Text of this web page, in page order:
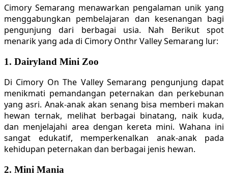
Cimory Semarang menawarkan pengalaman unik yang
menggabungkan pembelajaran dan kesenangan bagi
pengunjung dari berbagai usia. Nah Berikut spot
menarik yang ada di Cimory Onthr Valley Semarang lur:
1. Dairyland Mini Zoo
Di Cimory On The Valley Semarang pengunjung dapat
menikmati pemandangan peternakan dan perkebunan
yang asri. Anak-anak akan senang bisa memberi makan
hewan ternak, melihat berbagai binatang, naik kuda,
dan menjelajahi area dengan kereta mini. Wahana ini
sangat edukatif, memperkenalkan anak-anak pada
kehidupan peternakan dan berbagai jenis hewan.
2. Mini Mania